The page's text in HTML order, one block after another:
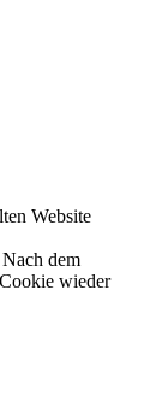
Website
dem
wieder